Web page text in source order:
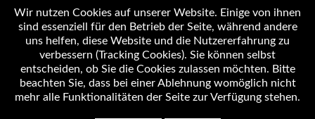
Öffnungszeiten
Impressum
Wir nutzen Cookies auf unserer Website. Einige von ihnen
sind essenziell für den Betrieb der Seite, während andere
uns helfen, diese Website und die Nutzererfahrung zu
verbessern (Tracking Cookies). Sie können selbst
entscheiden, ob Sie die Cookies zulassen möchten. Bitte
beachten Sie, dass bei einer Ablehnung womöglich nicht
mehr alle Funktionalitäten der Seite zur Verfügung stehen.